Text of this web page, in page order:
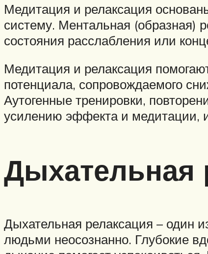
Медитация и релаксация
систему. Ментальная (образная)
состояния расслабления или
Медитация и релаксация
потенциала, сопровождаемого
Аутогенные тренировки,
усилению эффекта и медитации,
Дыхательная
Дыхательная релаксация – один
людьми неосознанно. Глубокие